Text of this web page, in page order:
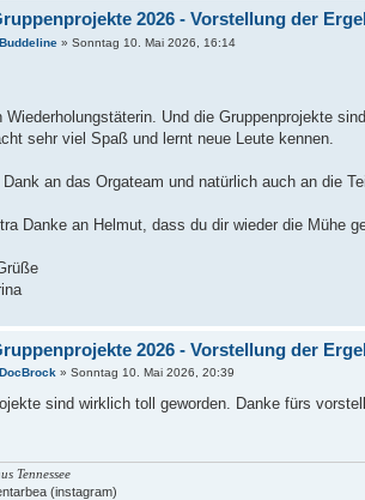
2026 - Vorstellung der
Buddeline» Sonntag 10. Mai 2026, 16:14
Wiederholungstäterin. Und die Gruppenprojekte
sehr viel Spaß und lernt neue Leute kennen.
an das Orgateam und natürlich auch an die
Danke an Helmut, dass du dir wieder die Mühe
2026 - Vorstellung der
DocBrock » Sonntag 10. Mai 2026, 20:39
sind wirklich toll geworden. Danke fürs
Tennessee
(instagram)